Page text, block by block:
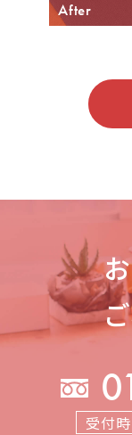
After
受付